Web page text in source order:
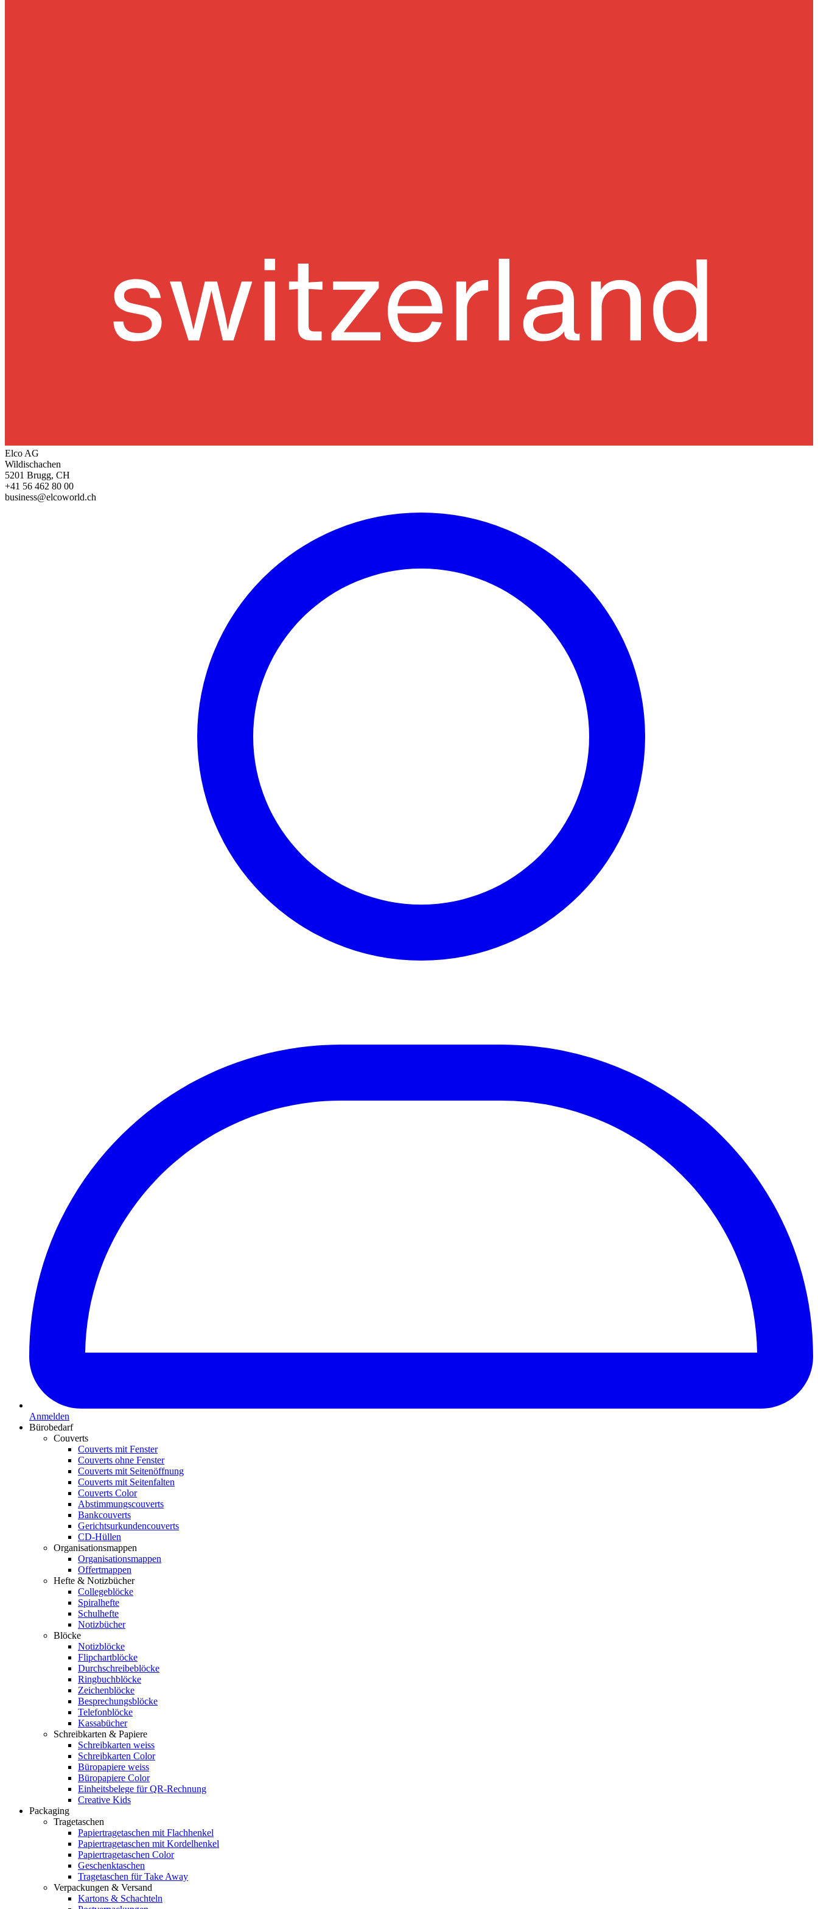
Elco AG
Wildischachen
5201 Brugg, CH
+41 56 462 80 00
business@elcoworld.ch
Anmelden
Bürobedarf
Couverts
Couverts mit Fenster
Couverts ohne Fenster
Couverts mit Seitenöffnung
Couverts mit Seitenfalten
Couverts Color
Abstimmungscouverts
Bankcouverts
Gerichtsurkundencouverts
CD-Hüllen
Organisationsmappen
Organisationsmappen
Offertmappen
Hefte & Notizbücher
Collegeblöcke
Spiralhefte
Schulhefte
Notizbücher
Blöcke
Notizblöcke
Flipchartblöcke
Durchschreibeblöcke
Ringbuchblöcke
Zeichenblöcke
Besprechungsblöcke
Telefonblöcke
Kassabücher
Schreibkarten & Papiere
Schreibkarten weiss
Schreibkarten Color
Büropapiere weiss
Büropapiere Color
Einheitsbelege für QR-Rechnung
Creative Kids
Packaging
Tragetaschen
Papiertragetaschen mit Flachhenkel
Papiertragetaschen mit Kordelhenkel
Papiertragetaschen Color
Geschenktaschen
Tragetaschen für Take Away
Verpackungen & Versand
Kartons & Schachteln